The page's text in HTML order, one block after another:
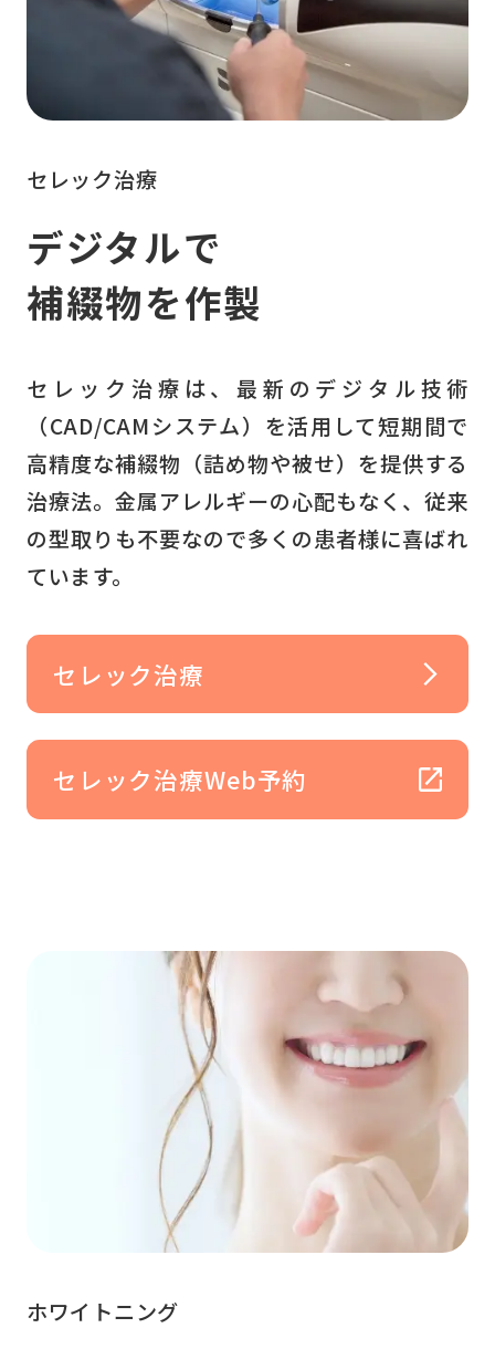
セレック治療
デジタルで
補綴物を作製
セレック治療は、最新のデジタル技術
（CAD/CAMシステム）を活用して短期間で
高精度な補綴物（詰め物や被せ）を提供する
治療法。金属アレルギーの心配もなく、従来
の型取りも不要なので多くの患者様に喜ばれ
ています。
セレック治療
セレック治療Web予約
ホワイトニング